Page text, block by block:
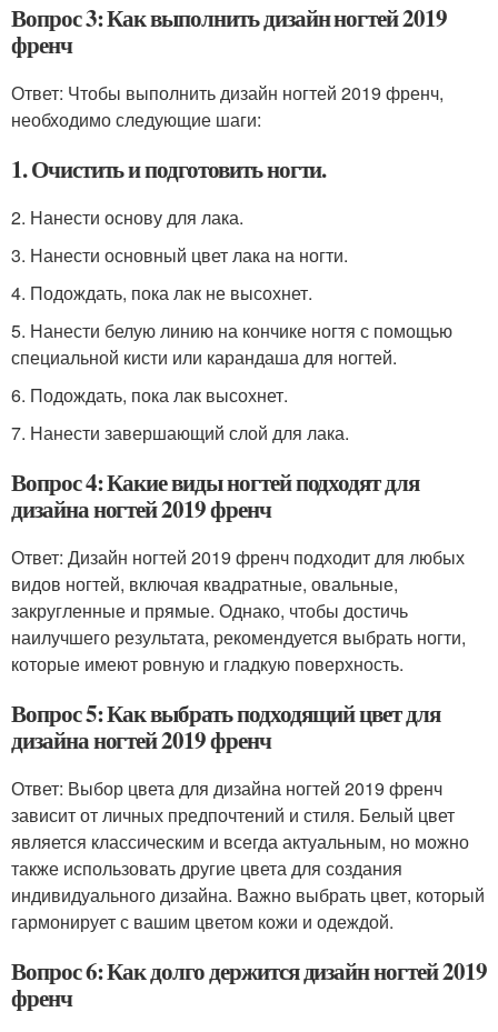
Вопрос 3: Как выполнить дизайн ногтей 2019
френч
Ответ: Чтобы выполнить дизайн ногтей 2019 френч,
необходимо следующие шаги:
1. Очистить и подготовить ногти.
2. Нанести основу для лака.
3. Нанести основный цвет лака на ногти.
4. Подождать, пока лак не высохнет.
5. Нанести белую линию на кончике ногтя с помощью
специальной кисти или карандаша для ногтей.
6. Подождать, пока лак высохнет.
7. Нанести завершающий слой для лака.
Вопрос 4: Какие виды ногтей подходят для
дизайна ногтей 2019 френч
Ответ: Дизайн ногтей 2019 френч подходит для любых
видов ногтей, включая квадратные, овальные,
закругленные и прямые. Однако, чтобы достичь
наилучшего результата, рекомендуется выбрать ногти,
которые имеют ровную и гладкую поверхность.
Вопрос 5: Как выбрать подходящий цвет для
дизайна ногтей 2019 френч
Ответ: Выбор цвета для дизайна ногтей 2019 френч
зависит от личных предпочтений и стиля. Белый цвет
является классическим и всегда актуальным, но можно
также использовать другие цвета для создания
индивидуального дизайна. Важно выбрать цвет, который
гармонирует с вашим цветом кожи и одеждой.
Вопрос 6: Как долго держится дизайн ногтей 2019
френч